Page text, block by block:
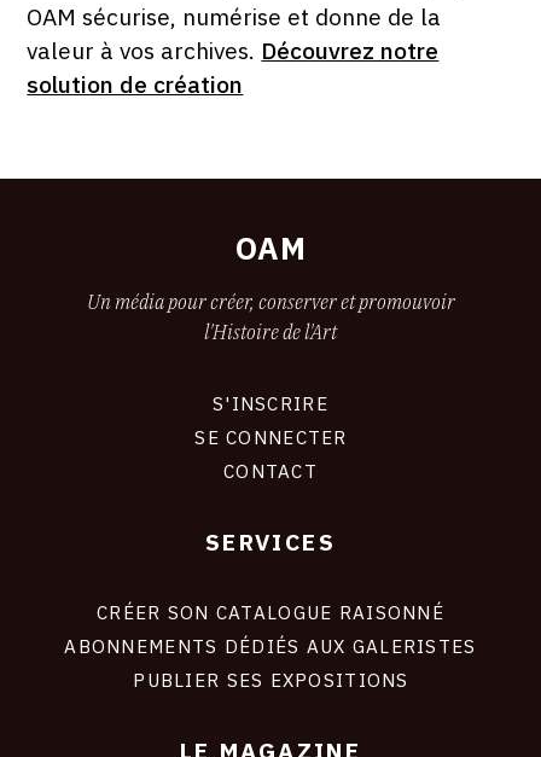
OAM sécurise, numérise et donne de la
valeur à vos archives. Découvrez notre
solution de création
OAM
Un média pour créer, conserver et promouvoir
l'Histoire de l'Art
S'INSCRIRE
SE CONNECTER
CONTACT
SERVICES
CRÉER SON CATALOGUE RAISONNÉ
ABONNEMENTS DÉDIÉS AUX GALERISTES
PUBLIER SES EXPOSITIONS
LE MAGAZINE